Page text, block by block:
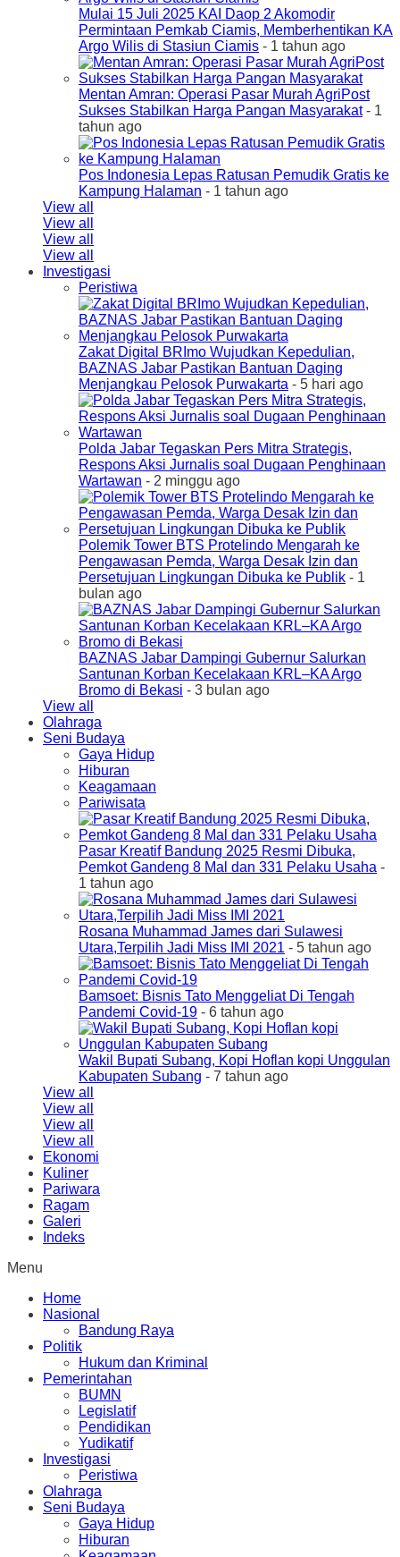
Mulai 15 Juli 2025 KAI Daop 2 Akomodir
Permintaan Pemkab Ciamis, Memberhentikan KA
Argo Wilis di Stasiun Ciamis - 1 tahun ago
Mentan Amran: Operasi Pasar Murah AgriPost
Sukses Stabilkan Harga Pangan Masyarakat- 1
tahun ago
Pos Indonesia Lepas Ratusan Pemudik Gratis ke
Kampung Halaman - 1 tahun ago
View all
View all
View all
View all
Investigasi
Peristiwa
Zakat Digital BRImo Wujudkan Kepedulian,
BAZNAS Jabar Pastikan Bantuan Daging
Menjangkau Pelosok Purwakarta - 5 hari ago
Polda Jabar Tegaskan Pers Mitra Strategis,
Respons Aksi Jurnalis soal Dugaan Penghinaan
Wartawan - 2 minggu ago
Polemik Tower BTS Protelindo Mengarah ke
Pengawasan Pemda, Warga Desak Izin dan
Persetujuan Lingkungan Dibuka ke Publik - 1
bulan ago
BAZNAS Jabar Dampingi Gubernur Salurkan
Santunan Korban Kecelakaan KRL–KA Argo
Bromo di Bekasi - 3 bulan ago
View all
Olahraga
Seni Budaya
Gaya Hidup
Hiburan
Keagamaan
Pariwisata
Pasar Kreatif Bandung 2025 Resmi Dibuka,
Pemkot Gandeng 8 Mal dan 331 Pelaku Usaha -
1 tahun ago
Rosana Muhammad James dari Sulawesi
Utara,Terpilih Jadi Miss IMI 2021 - 5 tahun ago
Bamsoet: Bisnis Tato Menggeliat Di Tengah
Pandemi Covid-19 - 6 tahun ago
Wakil Bupati Subang, Kopi Hoflan kopi Unggulan
Kabupaten Subang - 7 tahun ago
View all
View all
View all
View all
Ekonomi
Kuliner
Pariwara
Ragam
Galeri
Indeks
Menu
Home
Nasional
Bandung Raya
Politik
Hukum dan Kriminal
Pemerintahan
BUMN
Legislatif
Pendidikan
Yudikatif
Investigasi
Peristiwa
Olahraga
Seni Budaya
Gaya Hidup
Hiburan